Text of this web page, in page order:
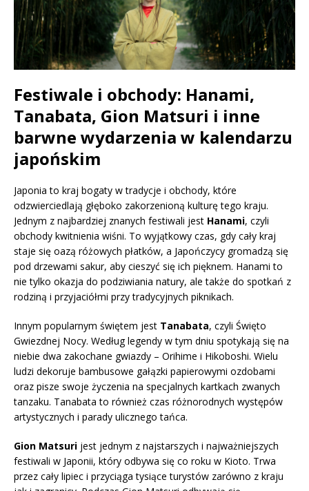
Festiwale i obchody: Hanami,
Tanabata, Gion Matsuri i inne
barwne wydarzenia w kalendarzu
japońskim
Japonia to kraj bogaty w tradycje i obchody, które
odzwierciedlają głęboko zakorzenioną kulturę tego kraju.
Jednym z najbardziej znanych festiwali jest Hanami, czyli
obchody kwitnienia wiśni. To wyjątkowy czas, gdy cały kraj
staje się oazą różowych płatków, a Japończycy gromadzą się
pod drzewami sakur, aby cieszyć się ich pięknem. Hanami to
nie tylko okazja do podziwiania natury, ale także do spotkań z
rodziną i przyjaciółmi przy tradycyjnych piknikach.
Innym popularnym świętem jest Tanabata, czyli Święto
Gwiezdnej Nocy. Według legendy w tym dniu spotykają się na
niebie dwa zakochane gwiazdy – Orihime i Hikoboshi. Wielu
ludzi dekoruje bambusowe gałązki papierowymi ozdobami
oraz pisze swoje życzenia na specjalnych kartkach zwanych
tanzaku. Tanabata to również czas różnorodnych występów
artystycznych i parady ulicznego tańca.
Gion Matsuri jest jednym z najstarszych i najważniejszych
festiwali w Japonii, który odbywa się co roku w Kioto. Trwa
przez cały lipiec i przyciąga tysiące turystów zarówno z kraju